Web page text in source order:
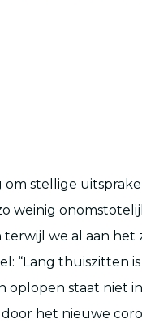
om stellige
weinig
we al aan het
“Lang thuiszitten
oplopen staat niet
het nieuwe